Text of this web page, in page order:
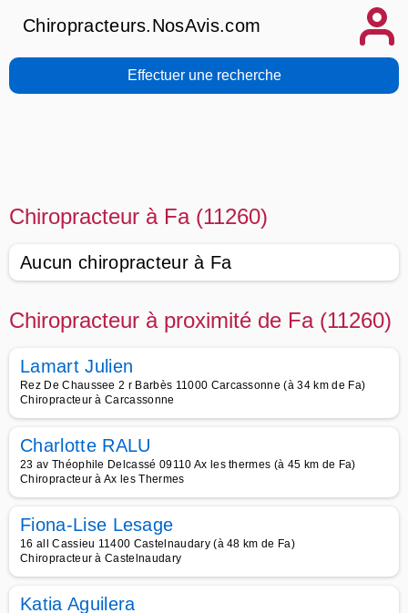
Chiropracteurs.NosAvis.com
Effectuer une recherche
Chiropracteur à Fa (11260)
Aucun chiropracteur à Fa
Chiropracteur à proximité de Fa (11260)
Lamart Julien
Rez De Chaussee 2 r Barbès 11000 Carcassonne (à 34 km de Fa)
Chiropracteur à Carcassonne
Charlotte RALU
23 av Théophile Delcassé 09110 Ax les thermes (à 45 km de Fa)
Chiropracteur à Ax les Thermes
Fiona-Lise Lesage
16 all Cassieu 11400 Castelnaudary (à 48 km de Fa)
Chiropracteur à Castelnaudary
Katia Aguilera